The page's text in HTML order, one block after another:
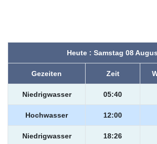
Heute : Samstag 08
Gezeiten Zeit
Niedrigwasser 05:40
Hochwasser 12:00
Niedrigwasser 18:26